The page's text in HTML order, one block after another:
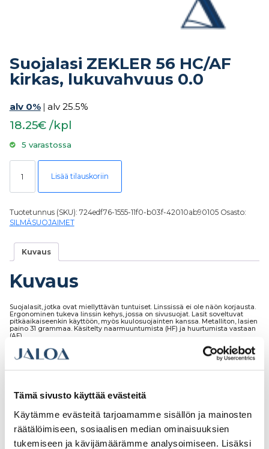
Tämä sivusto käyttää evästeitä
Käytämme evästeitä tarjoamamme sisällön ja mainosten
räätälöimiseen, sosiaalisen median ominaisuuksien
tukemiseen ja kävijämäärämme analysoimiseen. Lisäksi
Suojalasi ZEKLER 56 HC/AF
kirkas, lukuvahvuus 0.0
alv 0% | alv 25.5%
18.25€ /kpl
5 varastossa
Suojalasi ZEKLER 56 HC/AF kirkas, lukuvahvuus 0.0 määrä
Lisää tilauskoriin
Tuotetunnus (SKU): 724edf76-1555-11f0-b03f-42010ab90105 Osasto:
SILMÄSUOJAIMET
Kuvaus
Kuvaus
Suojalasit, jotka ovat miellyttävän tuntuiset. Linssissä ei ole näön korjausta.
Ergonominen tukeva linssin kehys, jossa on sivusuojat. Lasit soveltuvat
pitkäaikaiseenkin käyttöön, myös kuulosuojainten kanssa. Metalliton, lasien
paino 31 grammaa. Käsitelty naarmuuntumista (HF) ja huurtumista vastaan
(AF).
Tutustu myös